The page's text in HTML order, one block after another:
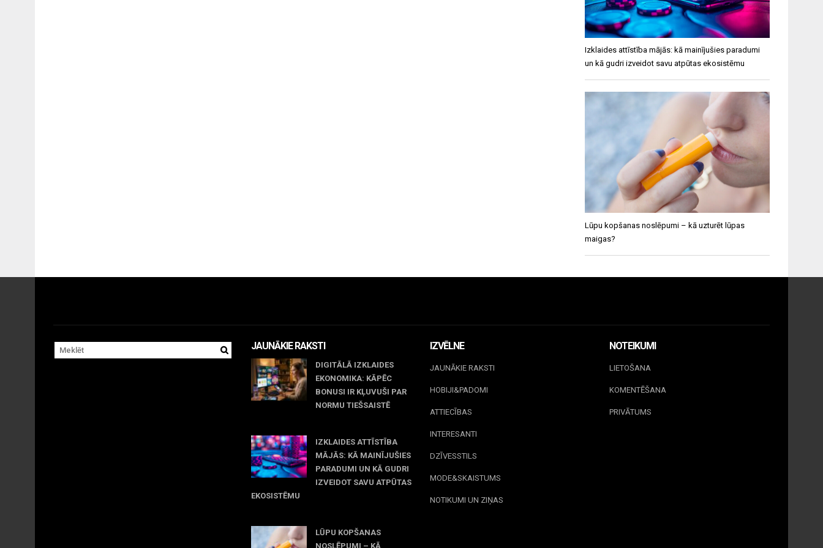
Izklaides attīstība mājās: kā mainījušies paradumi
un kā gudri izveidot savu atpūtas ekosistēmu
Lūpu kopšanas noslēpumi – kā uzturēt lūpas
maigas?
JAUNĀKIE RAKSTI
DIGITĀLĀ IZKLAIDES
EKONOMIKA: KĀPĒC
BONUSI IR KĻUVUŠI PAR
NORMU TIEŠSAISTĒ
IZKLAIDES ATTĪSTĪBA
MĀJĀS: KĀ MAINĪJUŠIES
PARADUMI UN KĀ GUDRI
IZVEIDOT SAVU ATPŪTAS
EKOSISTĒMU
LŪPU KOPŠANAS
NOSLĒPUMI – KĀ
IZVĒLNE
JAUNĀKIE RAKSTI
HOBIJI&PADOMI
ATTIECĪBAS
INTERESANTI
DZĪVESSTILS
MODE&SKAISTUMS
NOTIKUMI UN ZIŅAS
NOTEIKUMI
LIETOŠANA
KOMENTĒŠANA
PRIVĀTUMS